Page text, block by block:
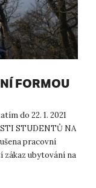
FORMOU
do 22. 1. 2021
STUDENTŮ NA
pracovní
zákaz ubytování na